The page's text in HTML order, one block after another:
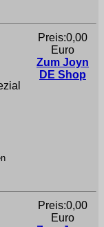
Preis:0,00
Euro
Zum Joyn
DE Shop
Preis:0,00
Euro